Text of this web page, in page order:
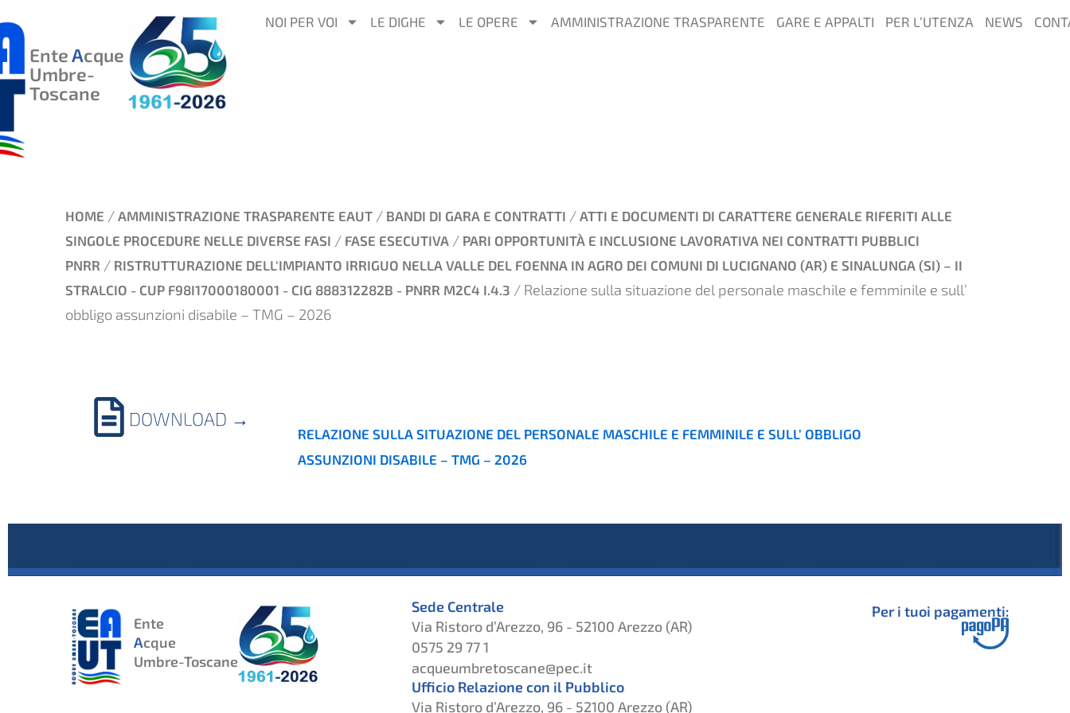
AL
CONTENUTO
EnteAcque
Umbre-
Toscane
NOI PER VOI LE DIGHE LE OPERE AMMINISTRAZIONE TRASPARENTE GARE E APPALTI PER L’UTENZA NEWS
HOME / AMMINISTRAZIONE TRASPARENTE EAUT / BANDI DI GARA E CONTRATTI / ATTI E DOCUMENTI DI CARATTERE GENERALE RIFERITI ALLE
SINGOLE PROCEDURE NELLE DIVERSE FASI / FASE ESECUTIVA / PARI OPPORTUNITÀ E INCLUSIONE LAVORATIVA NEI CONTRATTI PUBBLICI
PNRR / RISTRUTTURAZIONE DELL'IMPIANTO IRRIGUO NELLA VALLE DEL FOENNA IN AGRO DEI COMUNI DI LUCIGNANO (AR) E SINALUNGA (SI) – II
STRALCIO - CUP F98I17000180001 - CIG 888312282B - PNRR M2C4 I.4.3 / Relazione sulla situazione del personale maschile e femminile e sull’
obbligo assunzioni disabile – TMG – 2026
DOWNLOAD →
RELAZIONE SULLA SITUAZIONE DEL PERSONALE MASCHILE E FEMMINILE E SULL’ OBBLIGO
ASSUNZIONI DISABILE – TMG – 2026
Ente
Acque
Umbre-Toscane
Sede Centrale
Via Ristoro d’Arezzo, 96 - 52100 Arezzo (AR)
0575 29 77 1
acqueumbretoscane@pec.it
Ufficio Relazione con il Pubblico
Via Ristoro d’Arezzo, 96 - 52100 Arezzo (AR)
Per i tuoi pagamenti: